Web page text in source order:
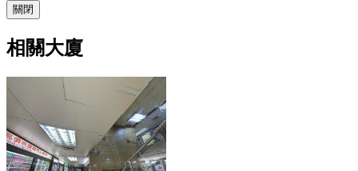
關閉
相關大廈